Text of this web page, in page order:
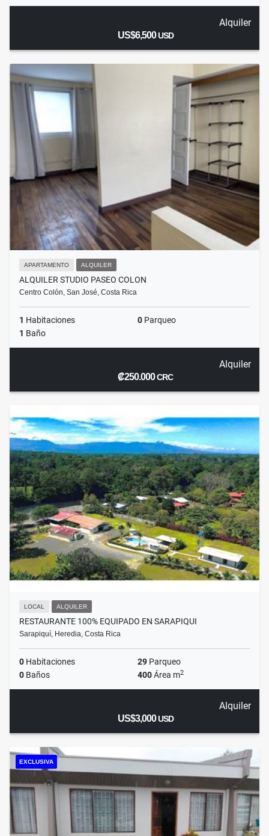
Alquiler
US$6,500USD
APARTAMENTO ALQUILER
ALQUILER STUDIO PASEO COLON
Centro Colón, San José, Costa Rica
1 Habitaciones 0 Parqueo
1 Baño
Alquiler
₡250.000CRC
LOCAL ALQUILER
RESTAURANTE 100% EQUIPADO EN SARAPIQUI
Sarapiquí, Heredia, Costa Rica
0 Habitaciones 29 Parqueo
0 Baños 400Área m2
Alquiler
US$3,000USD
EXCLUSIVA